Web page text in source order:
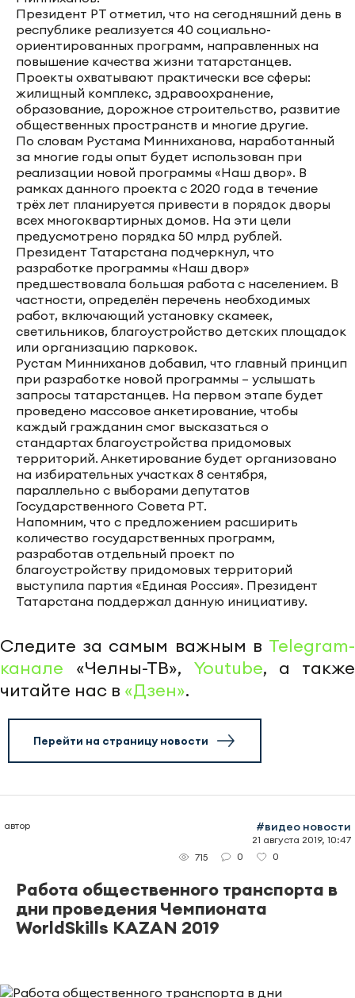
Президент РТ отметил, что на сегодняшний день в
республике реализуется 40 социально-
ориентированных программ, направленных на
повышение качества жизни татарстанцев.
Проекты охватывают практически все сферы:
жилищный комплекс, здравоохранение,
образование, дорожное строительство, развитие
общественных пространств и многие другие.
По словам Рустама Минниханова, наработанный
за многие годы опыт будет использован при
реализации новой программы «Наш двор». В
рамках данного проекта с 2020 года в течение
трёх лет планируется привести в порядок дворы
всех многоквартирных домов. На эти цели
предусмотрено порядка 50 млрд рублей.
Президент Татарстана подчеркнул, что
разработке программы «Наш двор»
предшествовала большая работа с населением. В
частности, определён перечень необходимых
работ, включающий установку скамеек,
светильников, благоустройство детских площадок
или организацию парковок.
Рустам Минниханов добавил, что главный принцип
при разработке новой программы – услышать
запросы татарстанцев. На первом этапе будет
проведено массовое анкетирование, чтобы
каждый гражданин смог высказаться о
стандартах благоустройства придомовых
территорий. Анкетирование будет организовано
на избирательных участках 8 сентября,
параллельно с выборами депутатов
Государственного Совета РТ.
Напомним, что с предложением расширить
количество государственных программ,
разработав отдельный проект по
благоустройству придомовых территорий
выступила партия «Единая Россия». Президент
Татарстана поддержал данную инициативу.
Следите за самым важным в Telegram-
канале «Челны-ТВ», Youtube, а также
читайте нас в «Дзен».
Перейти на страницу новости
автор #видео новости
21 августа 2019, 10:47
715
0 0
Работа общественного транспорта в
дни проведения Чемпионата
WorldSkills KAZAN 2019